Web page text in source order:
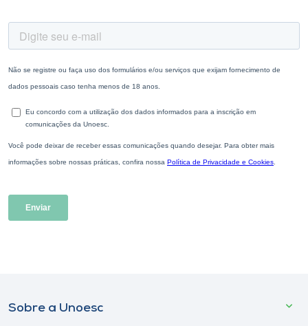
Sobre a Unoesc